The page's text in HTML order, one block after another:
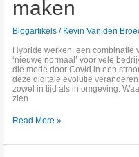
maken
Blogartikels / Kevin Van den
Hybride werken, een combinatie
‘nieuwe normaal’ voor vele
die mede door Covid in een
deze digitale evolutie
zowel in tijd als in omgeving.
zien
maken
Read More »